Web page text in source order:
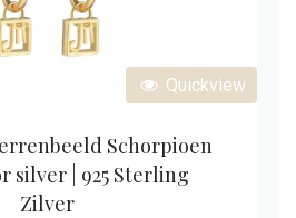
Quickview
Schorpioen
silver | 925 Sterling
Zilver